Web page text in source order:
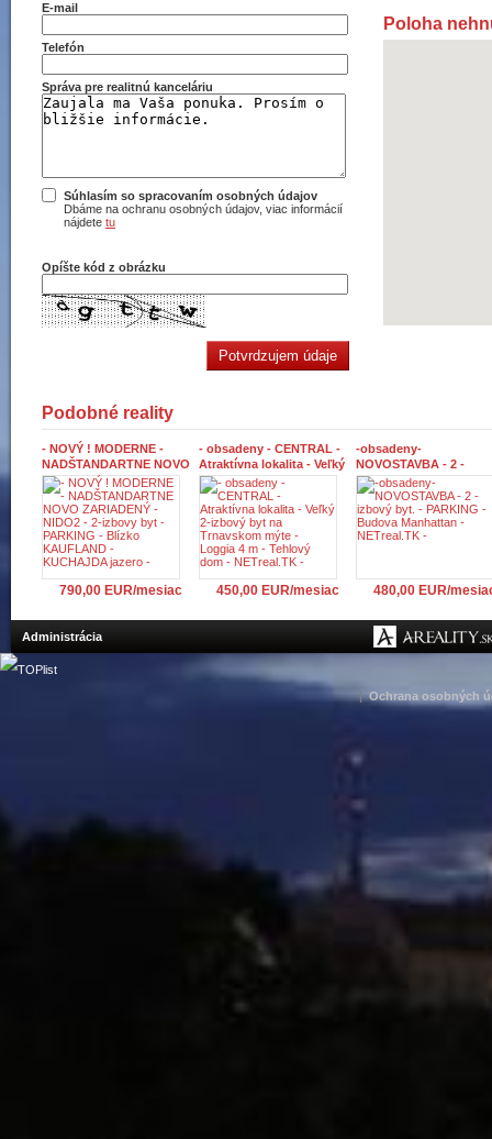
E-mail
Telefón
Správa pre realitnú kanceláriu
Súhlasím so spracovaním osobných údajov
Dbáme na ochranu osobných údajov, viac informácií
nájdete tu
Opíšte kód z obrázku
Poloha
Podobné reality
- NOVÝ ! MODERNE -
NADŠTANDARTNE NOVO
ZARIADENÝ - NIDO2 - 2-
izbovy byt - PARKING -
Blízko KAUFLAND -
KUCHAJDA jazero -
790,00 EUR/mesiac
- obsadeny - CENTRAL -
Atraktívna lokalita - Veľký
2-izbový byt na
Trnavskom mýte - Loggia
4 m - Tehlový dom -
NETreal.TK -
450,00 EUR/mesiac
-obsadeny-
NOVOSTAVBA - 2 -
izbový byt. - PARKING -
Budova Manhattan -
NETreal.TK -
480,00 EUR/
Administrácia
|Ochrana osobných